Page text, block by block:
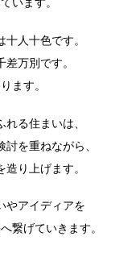
人十色です。
万別です。
ます。
る住まいは、
を重ねながら、
り上げます。
やアイディアを
繋げていきます。